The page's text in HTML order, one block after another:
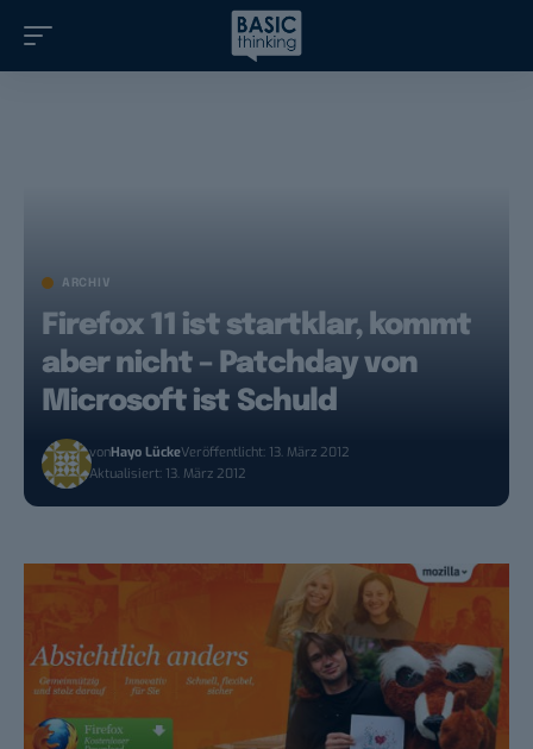
ARCHIV
Firefox 11 ist startklar, kommt
aber nicht – Patchday von
Microsoft ist Schuld
vonHayo LückeVeröffentlicht: 13. März 2012
Aktualisiert: 13. März 2012